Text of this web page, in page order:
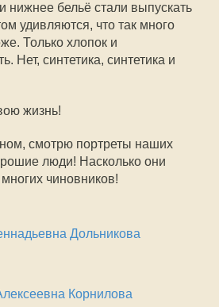
нижнее бельё стали выпускать
удивляются, что так много
Только хлопок и
Нет, синтетика, синтетика и
жизнь!
смотрю портреты наших
люди! Насколько они
чиновников!
Дольникова
Корнилова